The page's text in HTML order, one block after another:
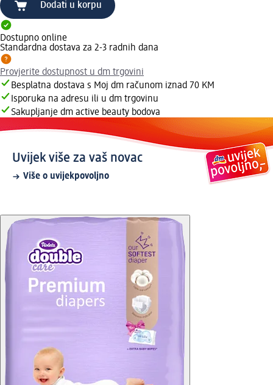
Dodati u korpu
Dostupno online
Standardna dostava za 2-3 radnih dana
Provjerite dostupnost u dm trgovini
Besplatna dostava s Moj dm računom iznad 70 KM
Isporuka na adresu ili u dm trgovinu
Sakupljanje dm active beauty bodova
Uvijek više za vaš novac
Više o uvijekpovoljno